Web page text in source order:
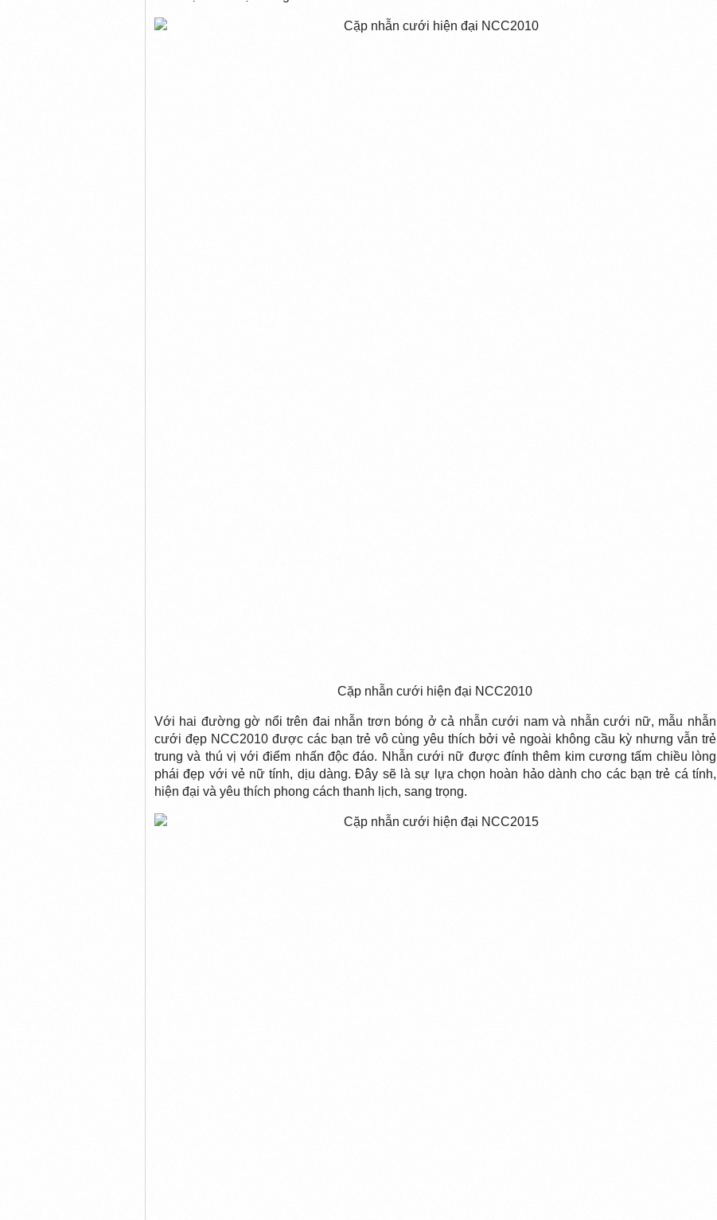
Cặp nhẫn cưới hiện đại NCC2010
Với hai đường gờ nổi trên đai nhẫn trơn bóng ở cả nhẫn cưới nam và nhẫn cưới nữ, mẫu nhẫn
cưới đẹp NCC2010 được các bạn trẻ vô cùng yêu thích bởi vẻ ngoài không cầu kỳ nhưng vẫn trẻ
trung và thú vị với điểm nhấn độc đáo. Nhẫn cưới nữ được đính thêm kim cương tấm chiều lòng
phái đẹp với vẻ nữ tính, dịu dàng. Đây sẽ là sự lựa chọn hoàn hảo dành cho các bạn trẻ cá tính,
hiện đại và yêu thích phong cách thanh lịch, sang trọng.